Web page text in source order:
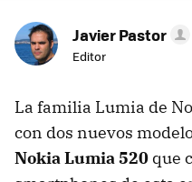
Javier Pastor
Editor
La familia Lumia de
con dos nuevos
Nokia Lumia 520 que